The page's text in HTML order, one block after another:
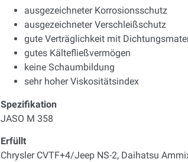
ausgezeichneter Korrosionsschutz
ausgezeichneter Verschleißschutz
gute Verträglichkeit mit
gutes Kältefließvermögen
keine Schaumbildung
sehr hoher Viskositätsindex
Spezifikation
JASO M 358
Erfüllt
Chrysler CVTF+4/Jeep NS-2, Daihatsu